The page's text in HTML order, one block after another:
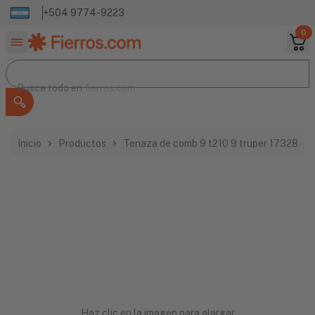
+504 9774-9223
0
Buscar productos
Busca todo en
Busca todo enfierros.com
Inicio Productos Tenaza de comb 9 t210 9 truper 17328